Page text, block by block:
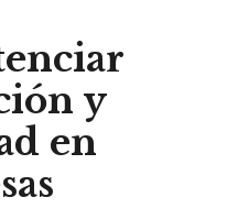
y
en